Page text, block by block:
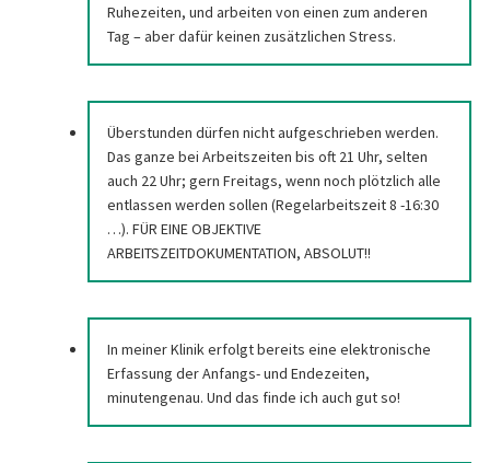
Ruhezeiten, und arbeiten von einen zum anderen
Tag – aber dafür keinen zusätzlichen Stress.
Überstunden dürfen nicht aufgeschrieben werden.
Das ganze bei Arbeitszeiten bis oft 21 Uhr, selten
auch 22 Uhr; gern Freitags, wenn noch plötzlich alle
entlassen werden sollen (Regelarbeitszeit 8 -16:30
…). FÜR EINE OBJEKTIVE
ARBEITSZEITDOKUMENTATION, ABSOLUT!!
In meiner Klinik erfolgt bereits eine elektronische
Erfassung der Anfangs- und Endezeiten,
minutengenau. Und das finde ich auch gut so!